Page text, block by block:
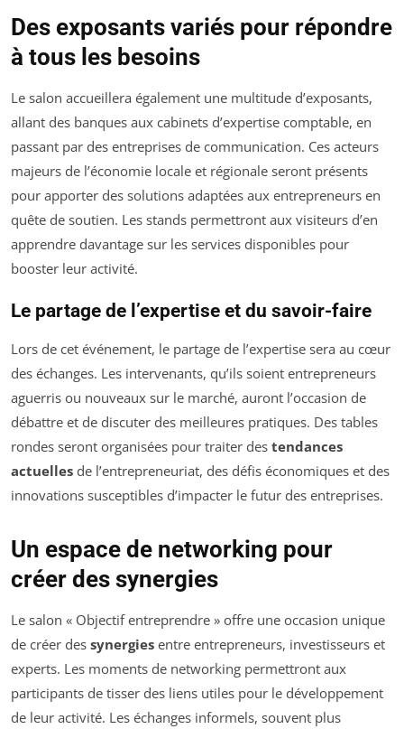
Des exposants variés pour répondre
à tous les besoins
Le salon accueillera également une multitude d’exposants,
allant des banques aux cabinets d’expertise comptable, en
passant par des entreprises de communication. Ces acteurs
majeurs de l’économie locale et régionale seront présents
pour apporter des solutions adaptées aux entrepreneurs en
quête de soutien. Les stands permettront aux visiteurs d’en
apprendre davantage sur les services disponibles pour
booster leur activité.
Le partage de l’expertise et du savoir-faire
Lors de cet événement, le partage de l’expertise sera au cœur
des échanges. Les intervenants, qu’ils soient entrepreneurs
aguerris ou nouveaux sur le marché, auront l’occasion de
débattre et de discuter des meilleures pratiques. Des tables
rondes seront organisées pour traiter des tendances
actuelles de l’entrepreneuriat, des défis économiques et des
innovations susceptibles d’impacter le futur des entreprises.
Un espace de networking pour
créer des synergies
Le salon « Objectif entreprendre » offre une occasion unique
de créer des synergies entre entrepreneurs, investisseurs et
experts. Les moments de networking permettront aux
participants de tisser des liens utiles pour le développement
de leur activité. Les échanges informels, souvent plus